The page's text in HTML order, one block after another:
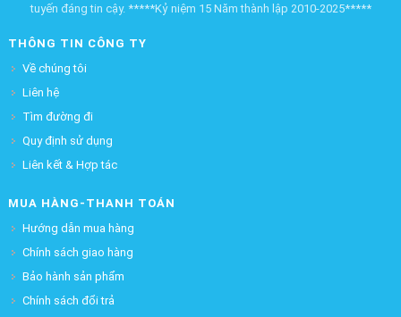
tuyến đáng tin cậy. *****Kỷ niệm 15 Năm thành lập 2010-2025*****
THÔNG TIN CÔNG TY
Về chúng tôi
Liên hệ
Tìm đường đi
Quy định sử dụng
Liên kết & Hợp tác
MUA HÀNG-THANH TOÁN
Hướng dẫn mua hàng
Chính sách giao hàng
Bảo hành sản phẩm
Chính sách đổi trả